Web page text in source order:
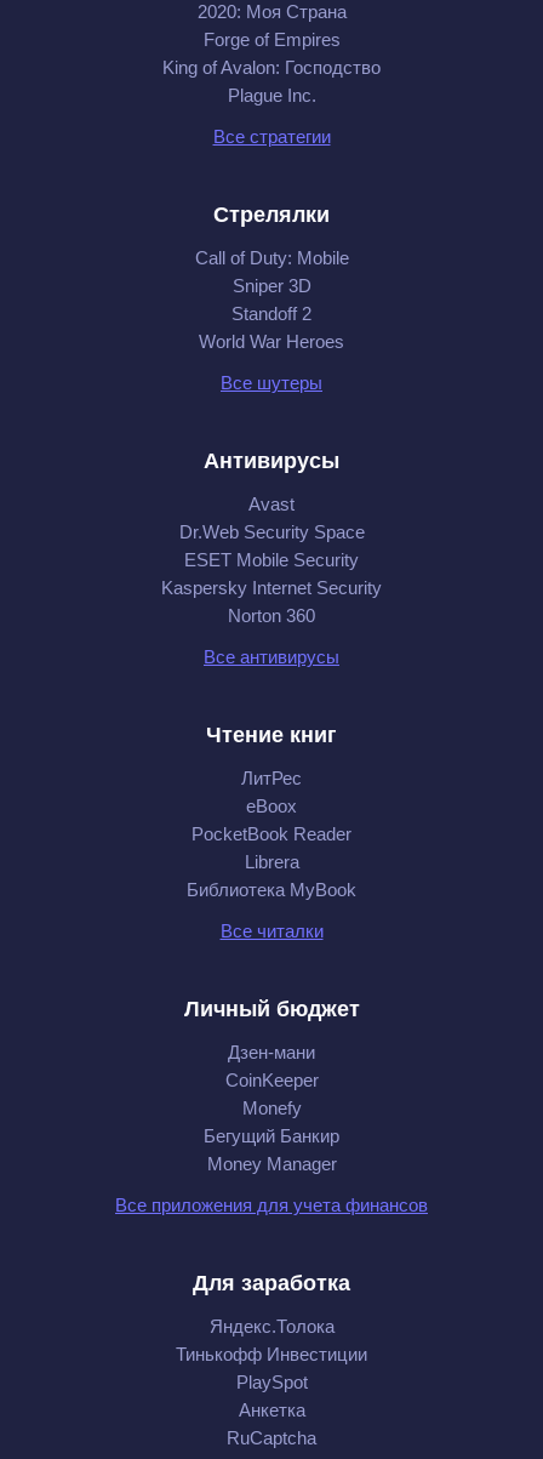
2020: Моя Cтрана
Forge of Empires
King of Avalon: Господство
Plague Inc.
Все стратегии
Стрелялки
Call of Duty: Mobile
Sniper 3D
Standoff 2
World War Heroes
Все шутеры
Антивирусы
Avast
Dr.Web Security Space
ESET Mobile Security
Kaspersky Internet Security
Norton 360
Все антивирусы
Чтение книг
ЛитРес
eBoox
PocketBook Reader
Librera
Библиотека MyBook
Все читалки
Личный бюджет
Дзен-мани
CoinKeeper
Monefy
Бегущий Банкир
Money Manager
Все приложения для учета финансов
Для заработка
Яндекс.Толока
Тинькофф Инвестиции
PlaySpot
Анкетка
RuCaptcha